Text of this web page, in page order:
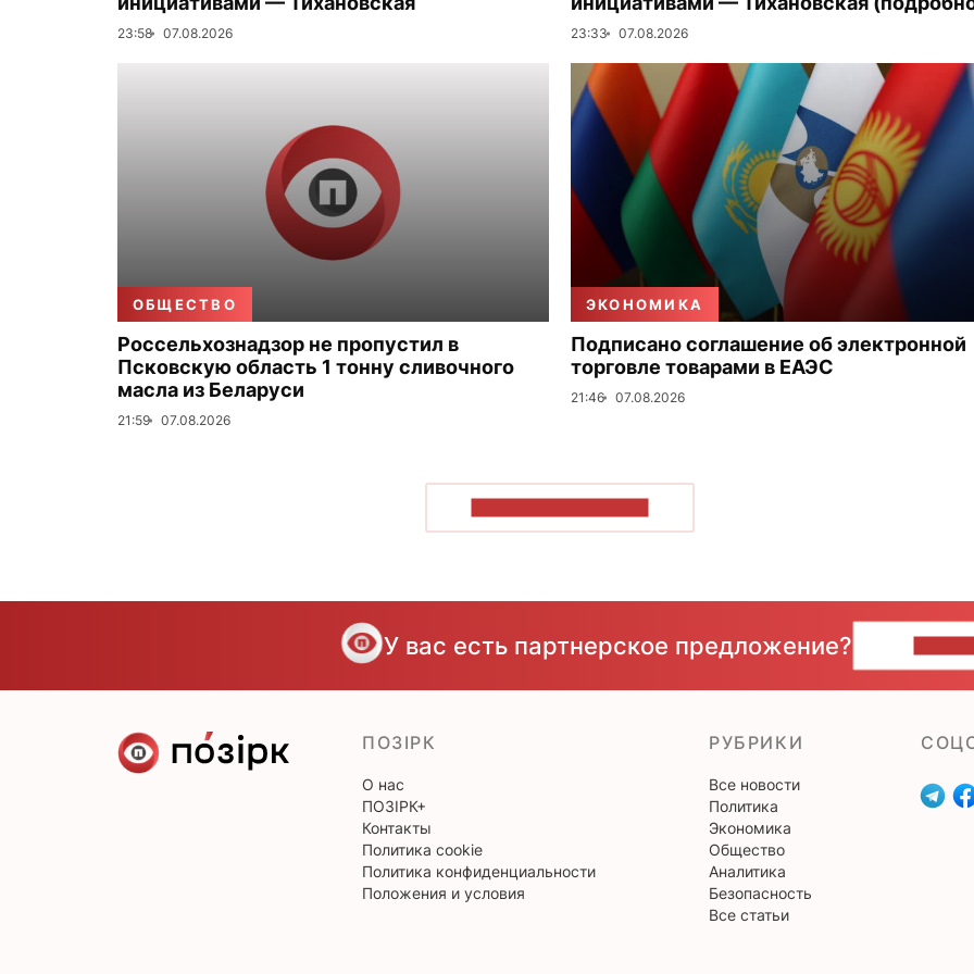
23:58 07.08.2026 23:33 07.08.2026
ОБЩЕСТВО
Россельхознадзор не пропустил в
Псковскую область 1 тонну сливочного
масла из Беларуси
21:59 07.08.2026
ЭКОНОМИКА
Подписано соглашение об электронной
торговле товарами в ЕАЭС
21:46 07.08.2026
У вас есть партнерское предложение?
ПОЗІРК
О нас
ПОЗІРК+
Контакты
Политика cookie
Политика конфиденциальности
Положения и условия
РУБРИКИ
Все новости
Политика
Экономика
Общество
Аналитика
Безопасность
Все статьи